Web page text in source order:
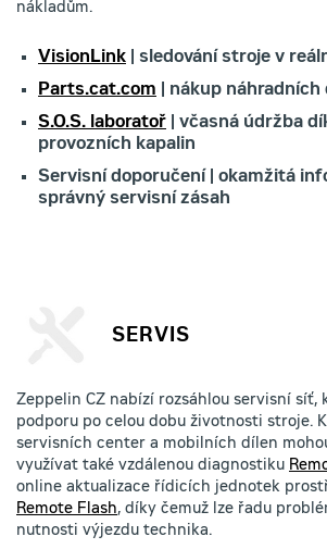
nákladům.
VisionLink | sledování stroje v
Parts.cat.com | nákup náhradních
S.O.S. laboratoř | včasná údržba
provozních kapalin
Servisní doporučení | okamžitá
správný servisní zásah
SERVIS
Zeppelin CZ nabízí rozsáhlou servisní síť,
podporu po celou dobu životnosti stroje.
servisních center a mobilních dílen
využívat také vzdálenou diagnostiku
online aktualizace řídicích jednotek
Remote Flash, díky čemuž lze řadu
nutnosti výjezdu technika.